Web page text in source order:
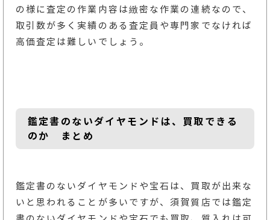
の様に査定の作業内容は緻密な作業の連続なので、
取引数が多く実績のある査定員や専門家でなければ
高価査定は難しいでしょう。
鑑定書のないダイヤモンドは、買取できる
のか まとめ
鑑定書のないダイヤモンドや宝石は、買取が出来な
いと思われることが多いですが、須賀質店では鑑定